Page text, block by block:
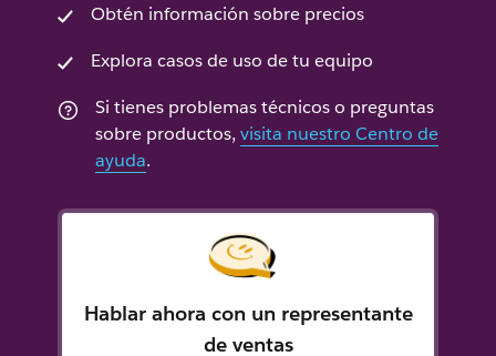
Obtén información sobre precios
Explora casos de uso de tu equipo
Si tienes problemas técnicos o preguntas
sobre productos, visita nuestro Centro de
ayuda.
Hablar ahora con un representante
de ventas